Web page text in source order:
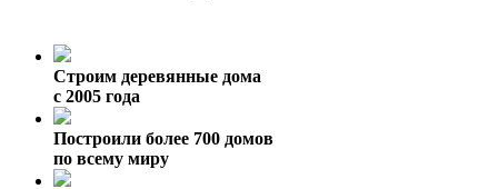
Строим деревянные дома
с 2005 года
Построили более 700 домов
по всему миру